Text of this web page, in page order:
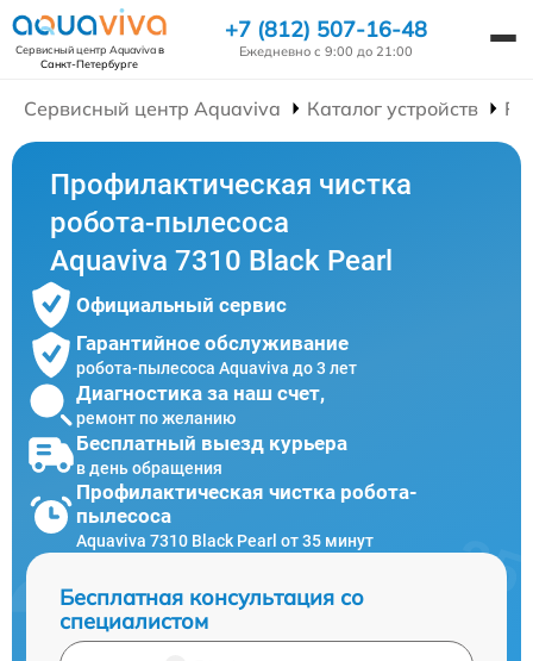
Сервисный центр Aquavivaв
Санкт-Петербурге
+7 (812) 507-16-48
Ежедневно с 9:00 до 21:00
Сервисный центр Aquaviva Каталог устройств
Профилактическая чистка
робота-пылесоса
Aquaviva 7310 Black Pearl
Официальный сервис
Гарантийное обслуживание
робота-пылесоса Aquaviva до 3 лет
Диагностика за наш счет,
ремонт по желанию
Бесплатный выезд курьера
в день обращения
Профилактическая чистка робота-
пылесоса
Aquaviva 7310 Black Pearl от 35 минут
Бесплатная консультация со
специалистом